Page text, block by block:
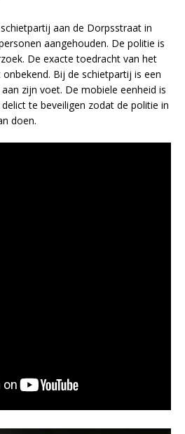
aan de Dorpsstraat in
aangehouden. De politie is
De exacte toedracht van het
Bij de schietpartij is een
zijn voet. De mobiele eenheid is
te beveiligen zodat de politie in
doen.